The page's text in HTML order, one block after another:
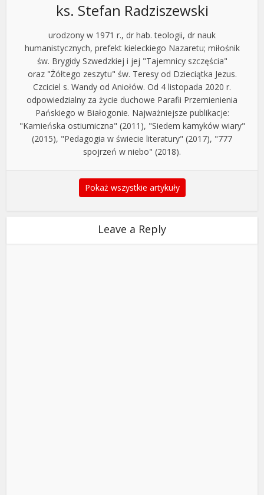
ks. Stefan Radziszewski
urodzony w 1971 r., dr hab. teologii, dr nauk
humanistycznych, prefekt kieleckiego Nazaretu; miłośnik
św. Brygidy Szwedzkiej i jej "Tajemnicy szczęścia"
oraz "Żółtego zeszytu" św. Teresy od Dzieciątka Jezus.
Czciciel s. Wandy od Aniołów. Od 4 listopada 2020 r.
odpowiedzialny za życie duchowe Parafii Przemienienia
Pańskiego w Białogonie. Najważniejsze publikacje:
"Kamieńska ostiumiczna" (2011), "Siedem kamyków wiary"
(2015), "Pedagogia w świecie literatury" (2017), "777
spojrzeń w niebo" (2018).
Pokaż wszystkie artykuły
Leave a Reply